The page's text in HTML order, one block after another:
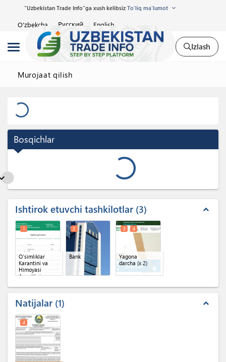
"Uzbekistan Trade Info"ga xush kelibsiz To'liq ma'lumot
O'zbekcha Русский English
Izlash
Murojaat qilish
Bosqichlar
Ishtirok etuvchi tashkilotlar 3 expand_less
O'simliklar
Karantini va
Himoyasi
Agentligi
(Oferta)
1
Bank
2
Yagona
darcha (x 2)
3 4
Natijalar 1 expand_less
4